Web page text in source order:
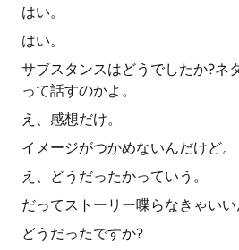
はい。
はい。
サブスタンスはどうでしたか?ネ
って話すのかよ。
え、感想だけ。
イメージがつかめないんだけど。
え、どうだったかっていう。
だってストーリー喋らなきゃい
どうだったですか?